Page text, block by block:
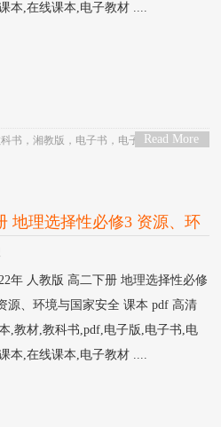
本,在线课本,电子教材 ....
Read More
书 ，湘教版 ， 电子书 ， 电子教材， 电子
地理选择性必修3 资源、环
清
年 人教版 高二下册 地理选择性必修
源、环境与国家安全 课本 pdf 高清
,教材,教科书,pdf,电子版,电子书,电
本,在线课本,电子教材 ....